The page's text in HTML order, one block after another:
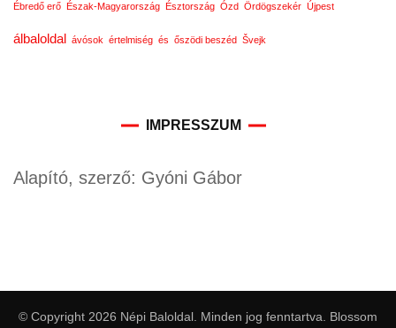
Ébredő erő Észak-Magyarország Észtország Ózd Ördögszekér Újpest
álbaloldal ávósok értelmiség és őszödi beszéd Švejk
IMPRESSZUM
Alapító, szerző: Gyóni Gábor
© Copyright 2026 Népi Baloldal . Minden jog fenntartva.
Blossom